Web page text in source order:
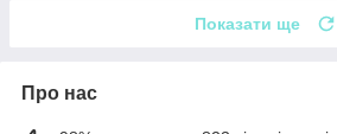
Показати ще
Про нас